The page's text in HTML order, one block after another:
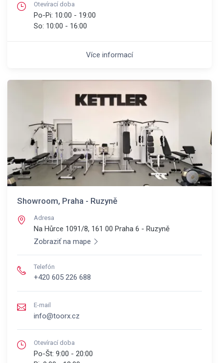
Otevírací doba
Po-Pi: 10:00 - 19:00
So: 10:00 - 16:00
Více informací
Showroom, Praha - Ruzyně
Adresa
Na Hůrce 1091/8, 161 00 Praha 6 - Ruzyně
Zobraziť na mape
Telefón
+420 605 226 688
E-mail
info@toorx.cz
Otevírací doba
Po-Št: 9:00 - 20:00